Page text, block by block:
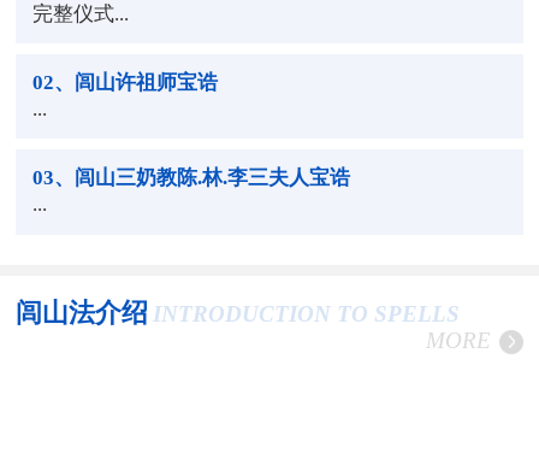
完整仪式...
02、闾山许祖师宝诰
...
03、闾山三奶教陈.林.李三夫人宝诰
...
闾山法介绍 INTRODUCTION TO SPELLS
MORE